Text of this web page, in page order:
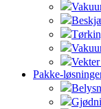
Pakke-